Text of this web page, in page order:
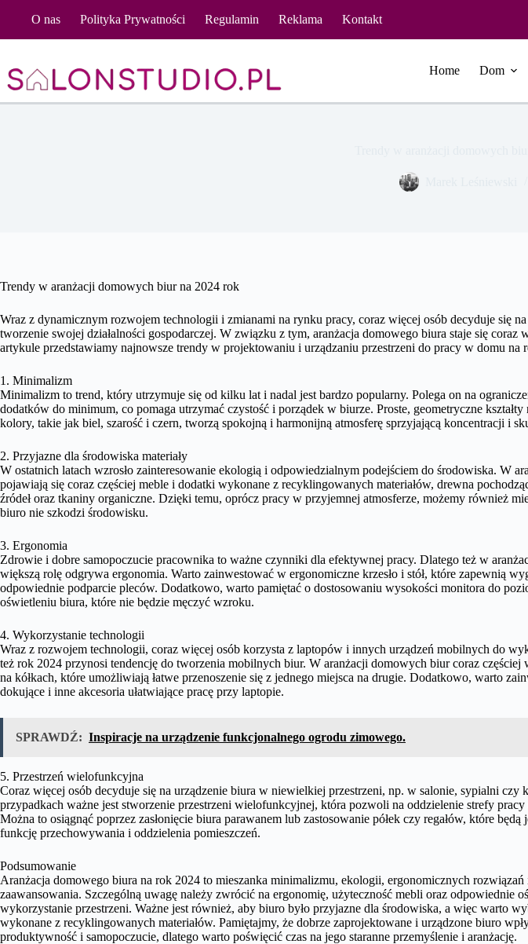
O nas Polityka Prywatności Regulamin Reklama Kontakt
Home Dom
Trendy w aranżacji domowych biur na 2024 rok
Wraz z dynamicznym rozwojem technologii i zmianami na rynku pracy, coraz więcej osób decyduje się
tworzenie swojej działalności gospodarczej. W związku z tym, aranżacja domowego biura staje się coraz
artykule przedstawiamy najnowsze trendy w projektowaniu i urządzaniu przestrzeni do pracy w domu na
1. Minimalizm
Minimalizm to trend, który utrzymuje się od kilku lat i nadal jest bardzo popularny. Polega on na
dodatków do minimum, co pomaga utrzymać czystość i porządek w biurze. Proste, geometryczne
kolory, takie jak biel, szarość i czern, tworzą spokojną i harmonijną atmosferę sprzyjającą koncentracji i
2. Przyjazne dla środowiska materiały
W ostatnich latach wzrosło zainteresowanie ekologią i odpowiedzialnym podejściem do środowiska. W
pojawiają się coraz częściej meble i dodatki wykonane z recyklingowanych materiałów, drewna
źródeł oraz tkaniny organiczne. Dzięki temu, oprócz pracy w przyjemnej atmosferze, możemy również
biuro nie szkodzi środowisku.
3. Ergonomia
Zdrowie i dobre samopoczucie pracownika to ważne czynniki dla efektywnej pracy. Dlatego też w
większą rolę odgrywa ergonomia. Warto zainwestować w ergonomiczne krzesło i stół, które zapewnią
odpowiednie podparcie pleców. Dodatkowo, warto pamiętać o dostosowaniu wysokości monitora do
oświetleniu biura, które nie będzie męczyć wzroku.
4. Wykorzystanie technologii
Wraz z rozwojem technologii, coraz więcej osób korzysta z laptopów i innych urządzeń mobilnych do
też rok 2024 przynosi tendencję do tworzenia mobilnych biur. W aranżacji domowych biur coraz częściej
na kółkach, które umożliwiają łatwe przenoszenie się z jednego miejsca na drugie. Dodatkowo, warto
dokujące i inne akcesoria ułatwiające pracę przy laptopie.
SPRAWDŹ: Inspiracje na urządzenie funkcjonalnego ogrodu zimowego.
5. Przestrzeń wielofunkcyjna
Coraz więcej osób decyduje się na urządzenie biura w niewielkiej przestrzeni, np. w salonie, sypialni czy
przypadkach ważne jest stworzenie przestrzeni wielofunkcyjnej, która pozwoli na oddzielenie strefy pracy
Można to osiągnąć poprzez zasłonięcie biura parawanem lub zastosowanie półek czy regałów, które będą
funkcję przechowywania i oddzielenia pomieszczeń.
Podsumowanie
Aranżacja domowego biura na rok 2024 to mieszanka minimalizmu, ekologii, ergonomicznych
zaawansowania. Szczególną uwagę należy zwrócić na ergonomię, użyteczność mebli oraz odpowiednie
wykorzystanie przestrzeni. Ważne jest również, aby biuro było przyjazne dla środowiska, a więc warto
wykonane z recyklingowanych materiałów. Pamiętajmy, że dobrze zaprojektowane i urządzone biuro
produktywność i samopoczucie, dlatego warto poświęcić czas na jego staranne przemyślenie i aranżację.